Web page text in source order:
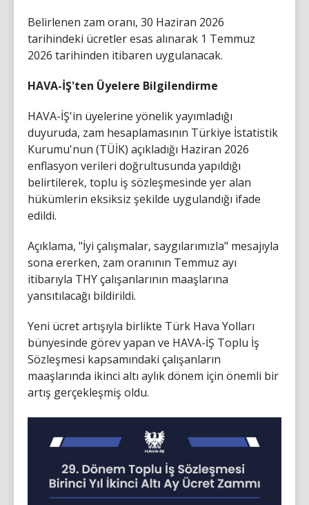
Belirlenen zam oranı, 30 Haziran 2026
tarihindeki ücretler esas alınarak 1 Temmuz
2026 tarihinden itibaren uygulanacak.
HAVA-İŞ'ten Üyelere Bilgilendirme
HAVA-İŞ'in üyelerine yönelik yayımladığı
duyuruda, zam hesaplamasının Türkiye İstatistik
Kurumu'nun (TÜİK) açıkladığı Haziran 2026
enflasyon verileri doğrultusunda yapıldığı
belirtilerek, toplu iş sözleşmesinde yer alan
hükümlerin eksiksiz şekilde uygulandığı ifade
edildi.
Açıklama, "İyi çalışmalar, saygılarımızla" mesajıyla
sona ererken, zam oranının Temmuz ayı
itibarıyla THY çalışanlarının maaşlarına
yansıtılacağı bildirildi.
Yeni ücret artışıyla birlikte Türk Hava Yolları
bünyesinde görev yapan ve HAVA-İŞ Toplu İş
Sözleşmesi kapsamındaki çalışanların
maaşlarında ikinci altı aylık dönem için önemli bir
artış gerçekleşmiş oldu.